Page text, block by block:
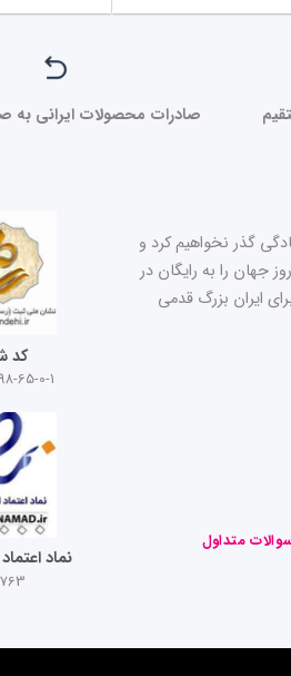
صادرات محصولات ایرانی به
گذر نخواهیم کرد و
جهان را به رایگان در
ایران بزرگ قدمی
متداول
کد
65-0-1
نماد